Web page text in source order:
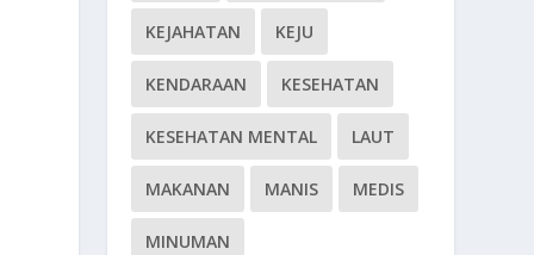
KEJAHATAN KEJU
KENDARAAN KESEHATAN
KESEHATAN MENTAL LAUT
MAKANAN MANIS MEDIS
MINUMAN